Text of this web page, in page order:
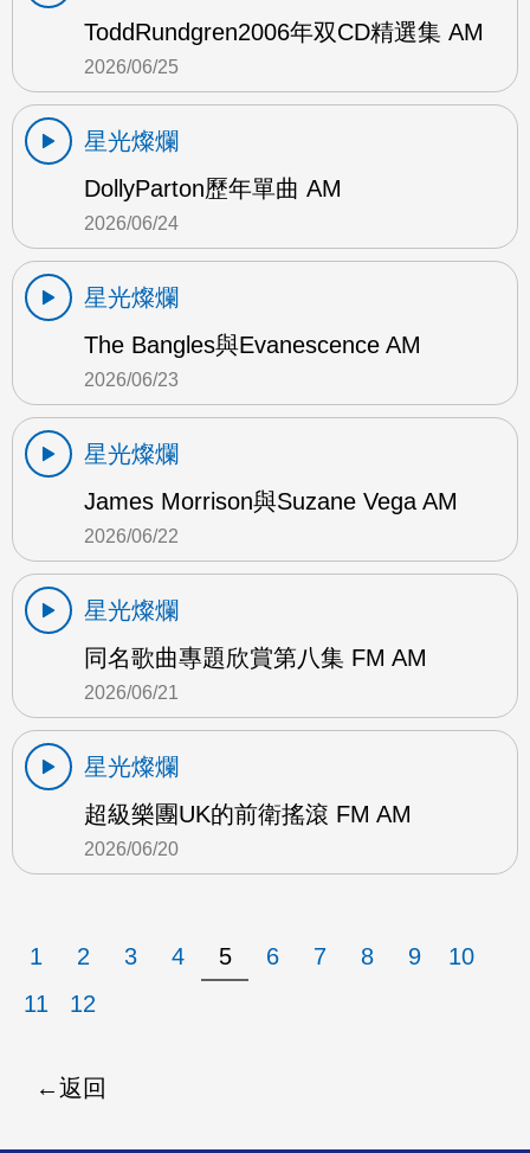
ToddRundgren2006年双CD精選集 AM
2026/06/25
星光燦爛
DollyParton歷年單曲 AM
2026/06/24
星光燦爛
The Bangles與Evanescence AM
2026/06/23
星光燦爛
James Morrison與Suzane Vega AM
2026/06/22
星光燦爛
同名歌曲專題欣賞第八集 FM AM
2026/06/21
星光燦爛
超級樂團UK的前衛搖滾 FM AM
2026/06/20
1 2 3 4 5 6 7 8 9
10
11
12
返回